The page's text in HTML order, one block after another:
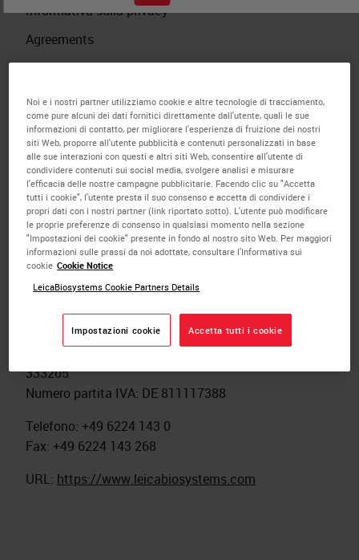
Informativa sulla privacy
Agreements
Cookie Policy
California: Do Not Sell My Data
Informazioni legali
Investigator Initiated Study
Sede centrale internazionale
Leica Biosystems Nussloch GmbH
(Germania).
333205
Numero partita IVA: DE 811117388
Telefono: +49 6224 143 0
Fax: +49 6224 143 268
URL: https://www.leicabiosystems.com
Noi e i nostri partner utilizziamo cookie e altre tecnologie di tracciamento,
come pure alcuni dei dati fornitici direttamente dall'utente, quali le sue
informazioni di contatto, per migliorare l'esperienza di fruizione dei nostri
siti Web, proporre all'utente pubblicità e contenuti personalizzati in base
alle sue interazioni con questi e altri siti Web, consentire all'utente di
condividere contenuti sui social media, svolgere analisi e misurare
l'efficacia delle nostre campagne pubblicitarie. Facendo clic su "Accetta
tutti i cookie", l'utente presta il suo consenso e accetta di condividere i
propri dati con i nostri partner (link riportato sotto). L'utente può modificare
le proprie preferenze di consenso in qualsiasi momento nella sezione
"Impostazioni dei cookie" presente in fondo al nostro sito Web. Per maggiori
informazioni sulle prassi da noi adottate, consultare l'Informativa sui
cookie Cookie Notice
LeicaBiosystems Cookie Partners Details
Impostazioni cookie Accetta tutti i cookie